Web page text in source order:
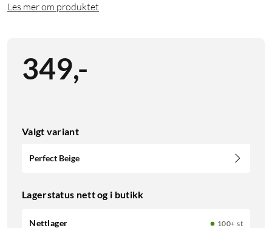
Les mer om produktet
349,-
Valgt variant
Perfect Beige
Lagerstatus nett og i butikk
Nettlager
100+ st